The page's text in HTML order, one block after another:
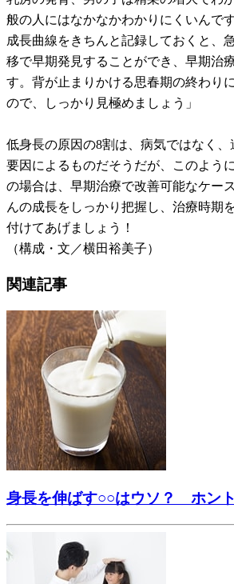
般の人にはなかなかわかりにくいんで
成長曲線をきちんと記録しておくと、
移で早期発見することができ、早期治
す。背が止まりかける思春期の終わり
ので、しっかり見極めましょう」
低身長の原因の8割は、病気ではなく
要因によるものだそうだが、このよう
の場合は、早期治療で改善可能なケー
んの成長をしっかり把握し、治療時期
付けてあげましょう！
（構成・文／横田裕美子）
関連記事
身長を伸ばす○○はウソ？ ホン